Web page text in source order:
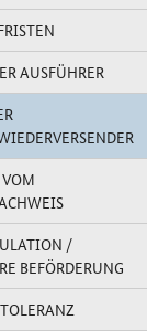
AUSFÜHRER
/
BEFÖRDERUNG